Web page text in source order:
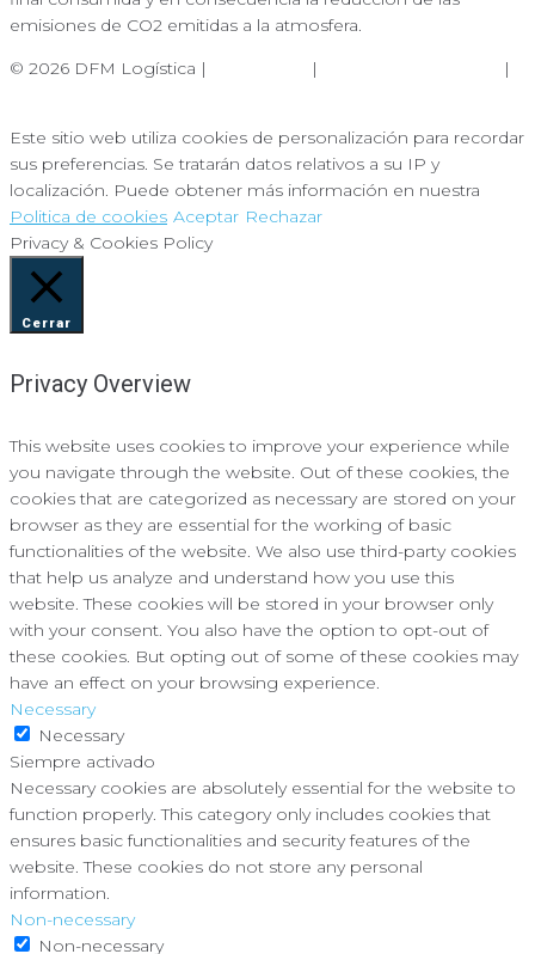
emisiones de CO2 emitidas a la atmosfera.
© 2026 DFM Logística |
|
|
Este sitio web utiliza cookies de personalización para recordar
sus preferencias. Se tratarán datos relativos a su IP y
localización. Puede obtener más información en nuestra
Politica de cookies Aceptar Rechazar
Privacy & Cookies Policy
Cerrar
Privacy Overview
This website uses cookies to improve your experience while
you navigate through the website. Out of these cookies, the
cookies that are categorized as necessary are stored on your
browser as they are essential for the working of basic
functionalities of the website. We also use third-party cookies
that help us analyze and understand how you use this
website. These cookies will be stored in your browser only
with your consent. You also have the option to opt-out of
these cookies. But opting out of some of these cookies may
have an effect on your browsing experience.
Necessary
Necessary
Siempre activado
Necessary cookies are absolutely essential for the website to
function properly. This category only includes cookies that
ensures basic functionalities and security features of the
website. These cookies do not store any personal
information.
Non-necessary
Non-necessary